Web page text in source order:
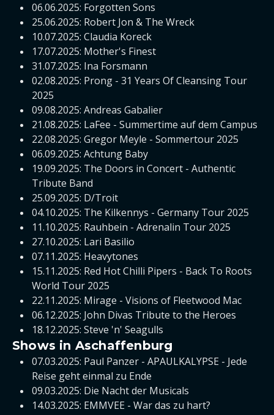
06.06.2025: Forgotten Sons
25.06.2025: Robert Jon & The Wreck
10.07.2025: Claudia Koreck
17.07.2025: Mother's Finest
31.07.2025: Ina Forsmann
02.08.2025: Prong - 31 Years Of Cleansing Tour
2025
09.08.2025: Andreas Gabalier
21.08.2025: LaFee - Summertime auf dem Campus
22.08.2025: Gregor Meyle - Sommertour 2025
06.09.2025: Achtung Baby
19.09.2025: The Doors in Concert - Authentic
Tribute Band
25.09.2025: D/Troit
04.10.2025: The Kilkennys - Germany Tour 2025
11.10.2025: Rauhbein - Adrenalin Tour 2025
27.10.2025: Lari Basilio
07.11.2025: Heavytones
15.11.2025: Red Hot Chilli Pipers - Back To Roots
World Tour 2025
22.11.2025: Mirage - Visions of Fleetwood Mac
06.12.2025: John Divas Tribute to the Heroes
18.12.2025: Steve 'n' Seagulls
Shows in Aschaffenburg
07.03.2025: Paul Panzer - APAULKALYPSE - Jede
Reise geht einmal zu Ende
09.03.2025: Die Nacht der Musicals
14.03.2025: EMMVEE - War das zu hart?